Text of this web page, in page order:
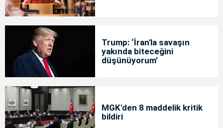
Trump: ‘İran'la savaşın
yakında biteceğini
düşünüyorum’
MGK'den 8 maddelik kritik
bildiri